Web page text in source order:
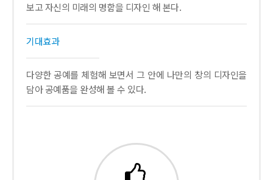
보고 자신의 미래의 명함을 디자인 해 본다.
기대효과
다양한 공예를 체험해 보면서 그 안에 나만의 창의 디자인을
담아 공예품을 완성해 볼 수 있다.